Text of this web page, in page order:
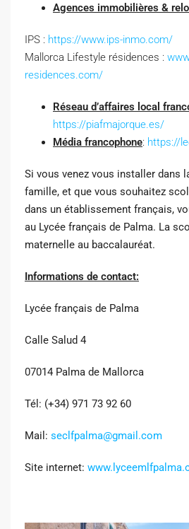
Agences immobilières &
IPS : https://www.ips-inmo.com/
Mallorca Lifestyle résidences :
residences.com/
Réseau d’affaires local
https://piafmajorque.es/
Média francophone: https://
Si vous venez vous installer dans
famille, et que vous souhaitez
dans un établissement français,
au Lycée français de Palma. La
maternelle au baccalauréat.
Informations de contact:
Lycée français de Palma
Calle Salud 4
07014 Palma de Mallorca
Tél: (+34) 971 73 92 60
Mail: seclfpalma@gmail.com
Site internet: